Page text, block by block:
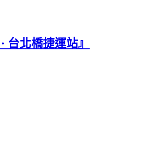
北橋捷運站』